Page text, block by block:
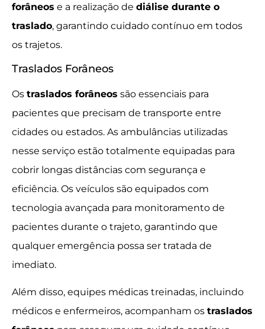
forâneos e a realização de diálise durante o
traslado, garantindo cuidado contínuo em todos
os trajetos.
Traslados Forâneos
Os traslados forâneos são essenciais para
pacientes que precisam de transporte entre
cidades ou estados. As ambulâncias utilizadas
nesse serviço estão totalmente equipadas para
cobrir longas distâncias com segurança e
eficiência. Os veículos são equipados com
tecnologia avançada para monitoramento de
pacientes durante o trajeto, garantindo que
qualquer emergência possa ser tratada de
imediato.
Além disso, equipes médicas treinadas, incluindo
médicos e enfermeiros, acompanham os traslados